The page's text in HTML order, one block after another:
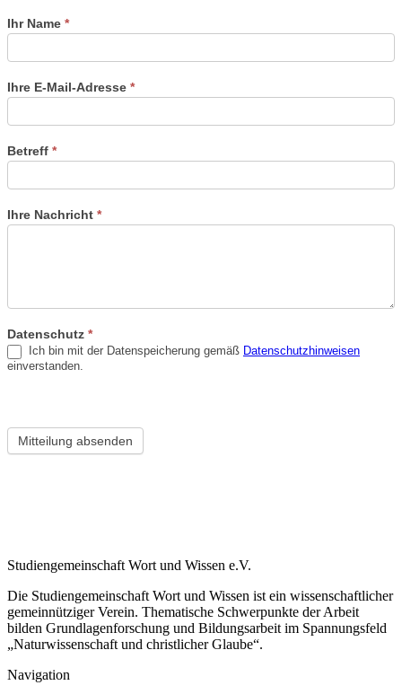
Kontaktformular
der
Ihr Name *
Ihre E-Mail-Adresse *
Betreff *
Ihre Nachricht *
Datenschutz *
Ich bin mit der Datenspeicherung gemäß Datenschutzhinweisen
einverstanden.
Mitteilung absenden
Studiengemeinschaft Wort und Wissen e.V.
Die Studiengemeinschaft Wort und Wissen ist ein wissenschaftlicher
gemeinnütziger Verein. Thematische Schwerpunkte der Arbeit
bilden Grundlagenforschung und Bildungsarbeit im Spannungsfeld
„Naturwissenschaft und christlicher Glaube“.
Navigation